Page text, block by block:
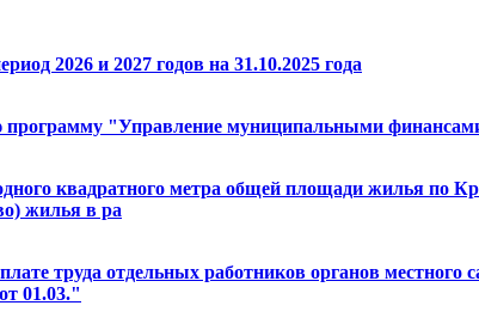
2026 и 2027 годов на 31.10.2025 года
"Управление муниципальными
квадратного метра общей площади жилья по
жилья в ра
труда отдельных работников органов местного
01.03."